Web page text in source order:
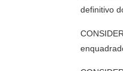
definitivo